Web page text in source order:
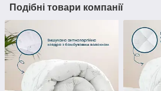
Подібні товари компанії